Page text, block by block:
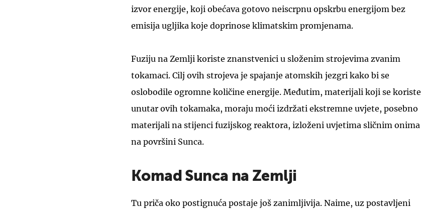
izvor energije, koji obećava gotovo neiscrpnu opskrbu energijom bez
emisija ugljika koje doprinose klimatskim promjenama.
Fuziju na Zemlji koriste znanstvenici u složenim strojevima zvanim
tokamaci. Cilj ovih strojeva je spajanje atomskih jezgri kako bi se
oslobodile ogromne količine energije. Međutim, materijali koji se koriste
unutar ovih tokamaka, moraju moći izdržati ekstremne uvjete, posebno
materijali na stijenci fuzijskog reaktora, izloženi uvjetima sličnim onima
na površini Sunca.
Komad Sunca na Zemlji
Tu priča oko postignuća postaje još zanimljivija. Naime, uz postavljeni